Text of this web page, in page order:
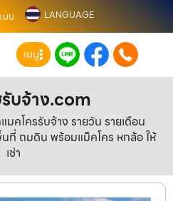
บบ LANGUAGE
เมนู
บจ้าง.com
มคโครรับจ้าง รายวัน รายเดือน
ที่ ถมดิน พร้อมแม็คโคร หกล้อ ให้
เช่า